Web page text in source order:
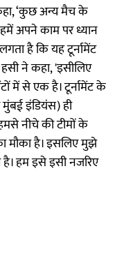
‘कुछ अन्य मैच के
अपने काम पर ध्यान
है कि यह टूर्नामेंट
ने कहा, 'इसीलिए
में से एक है। टूर्नामेंट के
इंडियंस) ही
नीचे की टीमों के
मौका है। इसलिए मुझे
हम इसे इसी नजरिए